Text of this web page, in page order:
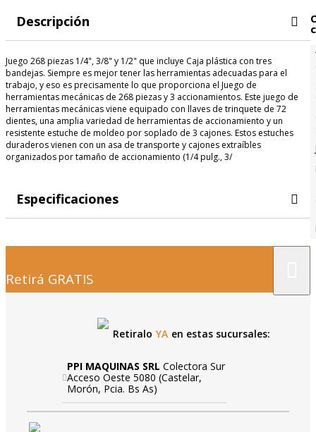
Descripción
Juego 268 piezas 1/4", 3/8" y 1/2" que incluye Caja plástica con tres
bandejas. Siempre es mejor tener las herramientas adecuadas para el
trabajo, y eso es precisamente lo que proporciona el Juego de
herramientas mecánicas de 268 piezas y 3 accionamientos. Este juego de
herramientas mecánicas viene equipado con llaves de trinquete de 72
dientes, una amplia variedad de herramientas de accionamiento y un
resistente estuche de moldeo por soplado de 3 cajones. Estos estuches
duraderos vienen con un asa de transporte y cajones extraíbles
organizados por tamaño de accionamiento (1/4 pulg., 3/
Especificaciones
Retirá GRATIS
Retiralo YA en estas sucursales:
PPI MAQUINAS SRL Colectora Sur
Acceso Oeste 5080 (Castelar,
Morón, Pcia. Bs As)